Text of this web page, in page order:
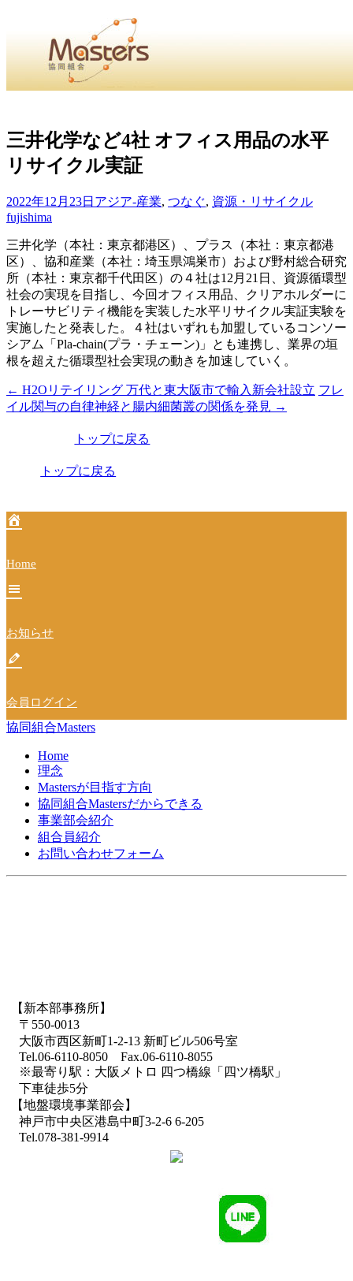
せ・
・Home・ ・理 念・ ・沿 革・ ・組織図・ ・会
協同組合Masters／
国土交通省・経済産業省・農林水産省・厚生労働省 認可
Masters組合員ログイン
三井化学など4社 オフィス用品の水平
リサイクル実証
2022年12月23日 アジア-産業, つなぐ, 資源・リサイクル
fujishima
三井化学（本社：東京都港区）、プラス（本社：東京都港
区）、協和産業（本社：埼玉県鴻巣市）および野村総合研究
所（本社：東京都千代田区）の４社は12月21日、資源循環型
社会の実現を目指し、今回オフィス用品、クリアホルダーに
トレーサビリティ機能を実装した水平リサイクル実証実験を
実施したと発表した。４社はいずれも加盟しているコンソー
シアム「Pla-chain(プラ・チェーン)」とも連携し、業界の垣
根を超えた循環型社会実現の動きを加速していく。
投
稿
ー
ョ
ン
← H2Oリテイリング 万代と東大阪市で輸入新会社設立 フレ
イル関与の自律神経と腸内細菌叢の関係を発見 →
トップに戻る
トップに戻る
Home
お知らせ
会員ログイン
協同組合Masters
Home
理念
Mastersが目指す方向
協同組合Mastersだからできる
事業部会紹介
組合員紹介
お問い合わせフォーム
【新本部事務所】
〒550-0013
大阪市西区新町1-2-13 新町ビル506号室
Tel.06-6110-8050 Fax.06-6110-8055
※最寄り駅：大阪メトロ 四つ橋線「四ツ橋駅」
下車徒歩5分
【地盤環境事業部会】
神戸市中央区港島中町3-2-6 6-205
Tel.078-381-9914